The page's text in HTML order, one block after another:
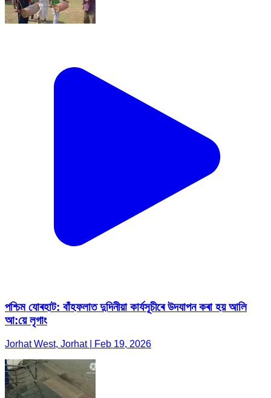
পশ্চিম যোৰহাট: বাঁহফলাত দুদিনীয়া কাৰ্যসূচীৰে উদযাপন কৰা হয় আলি
আ:য়ে লৃগাং
Jorhat West, Jorhat | Feb 19, 2026